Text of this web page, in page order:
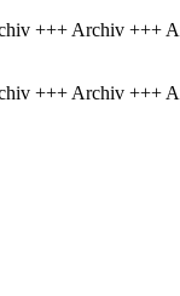
+++ Archiv +++
+++ Archiv +++